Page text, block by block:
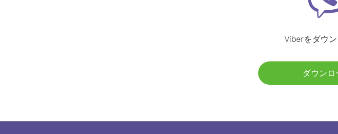
Viberをダウン
ダウンロ